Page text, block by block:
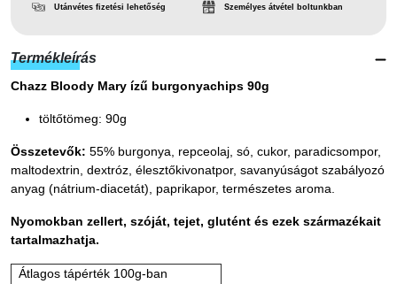
Utánvétes fizetési lehetőség Személyes átvétel boltunkban
Termékleírás
Chazz Bloody Mary ízű burgonyachips 90g
töltőtömeg: 90g
Összetevők: 55% burgonya, repceolaj, só, cukor, paradicsompor,
maltodextrin, dextróz, élesztőkivonatpor, savanyúságot szabályozó
anyag (nátrium-diacetát), paprikapor, természetes aroma.
Nyomokban zellert, szóját, tejet, glutént és ezek származékait
tartalmazhatja.
Átlagos tápérték 100g-ban